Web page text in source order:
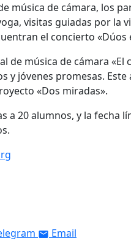
música de cámara, los
visitas guiadas por la
el concierto
de música de cámara
y jóvenes promesas. Este
«Dos miradas».
a 20 alumnos, y la fecha
Email